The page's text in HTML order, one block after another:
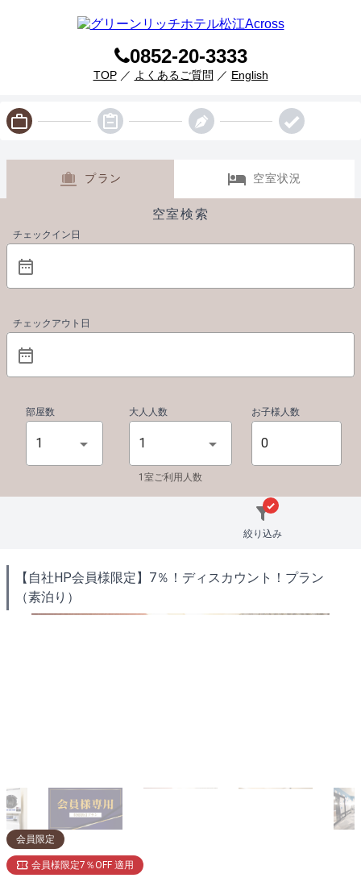
0852-20-3333
TOP／ よくあるご質問 ／ English
プラン 空室状況
空室検索
チェックイン日
チェックアウト日
部屋数
1
大人人数
1
1室ご利用人数
お子様人数
絞り込み
【自社HP会員様限定】7％！ディスカウント！プラン
（素泊り）
会員限定
会員様限定7％OFF 適用